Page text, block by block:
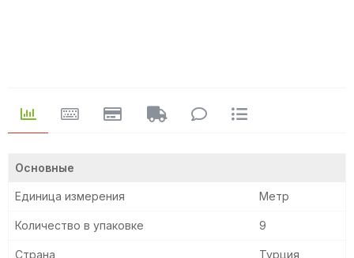
Основные
Единица измерения Метр
Количество в упаковке 9
Страна Турция